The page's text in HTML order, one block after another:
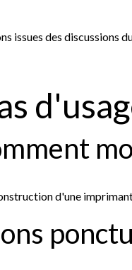
issues des discussions
d'une